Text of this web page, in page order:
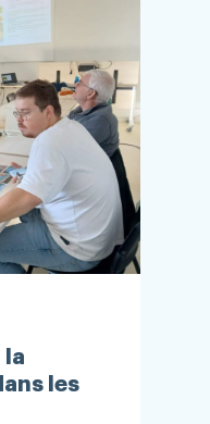
la
les